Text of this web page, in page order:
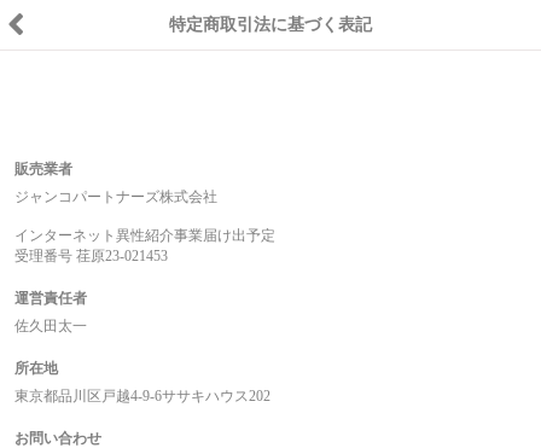
特定商取引法に基づく表記
販売業者
ジャンコパートナーズ株式会社
インターネット異性紹介事業届け出予定
受理番号 荏原23-021453
運営責任者
佐久田太一
所在地
東京都品川区戸越4-9-6ササキハウス202
お問い合わせ